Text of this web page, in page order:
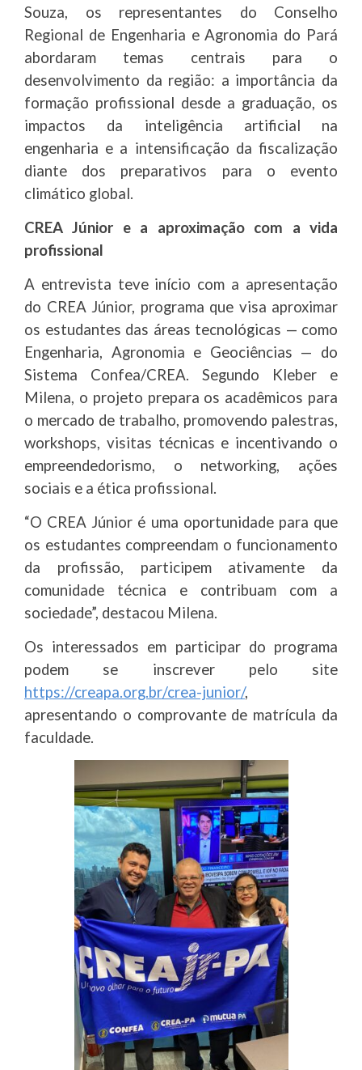
Souza, os representantes do Conselho
Regional de Engenharia e Agronomia do Pará
abordaram temas centrais para o
desenvolvimento da região: a importância da
formação profissional desde a graduação, os
impactos da inteligência artificial na
engenharia e a intensificação da fiscalização
diante dos preparativos para o evento
climático global.
CREA Júnior e a aproximação com a vida
profissional
A entrevista teve início com a apresentação
do CREA Júnior, programa que visa aproximar
os estudantes das áreas tecnológicas — como
Engenharia, Agronomia e Geociências — do
Sistema Confea/CREA. Segundo Kleber e
Milena, o projeto prepara os acadêmicos para
o mercado de trabalho, promovendo palestras,
workshops, visitas técnicas e incentivando o
empreendedorismo, o networking, ações
sociais e a ética profissional.
“O CREA Júnior é uma oportunidade para que
os estudantes compreendam o funcionamento
da profissão, participem ativamente da
comunidade técnica e contribuam com a
sociedade”, destacou Milena.
Os interessados em participar do programa
podem se inscrever pelo site
https://creapa.org.br/crea-junior/,
apresentando o comprovante de matrícula da
faculdade.